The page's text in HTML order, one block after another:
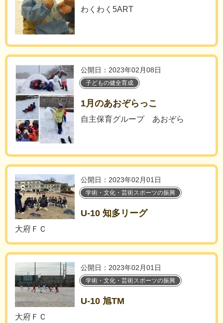
わくわく5ART
公開日：2023年02月08日
子どもの健全育成
1月のあおぞらっこ
自主保育グループ あおぞら
公開日：2023年02月01日
学術・文化・芸術スポーツの振興
U-10 知多リーグ
大府ＦＣ
公開日：2023年02月01日
学術・文化・芸術スポーツの振興
U-10 旭TM
大府ＦＣ